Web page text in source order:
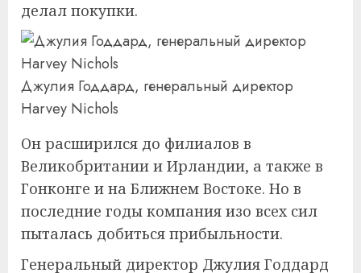
делал покупки.
Джулия Годдард, генеральный директор
Harvey Nichols
Он расширился до филиалов в
Великобритании и Ирландии, а также в
Гонконге и на Ближнем Востоке. Но в
последние годы компания изо всех сил
пыталась добиться прибыльности.
Генеральный директор Джулия Годдард